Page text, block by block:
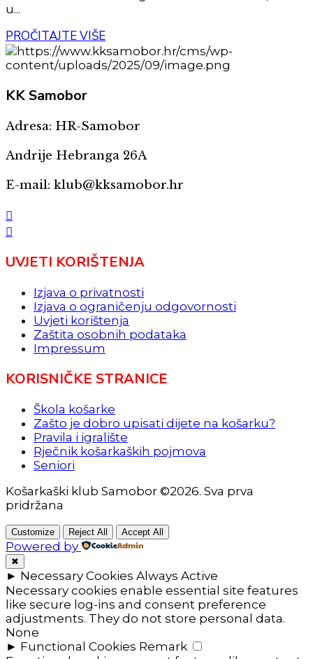
u...
PROČITAJTE VIŠE
KKSamobor
Adresa: HR-Samobor
Andrije Hebranga 26A
E-mail: klub@kksamobor.hr
UVJETI KORIŠTENJA
Izjava o privatnosti
Izjava o ograničenju odgovornosti
Uvjeti korištenja
Zaštita osobnih podataka
Impressum
KORISNIČKE STRANICE
Škola košarke
Zašto je dobro upisati dijete na košarku?
Pravila i igralište
Rječnik košarkaških pojmova
Seniori
Košarkaški klub Samobor ©2026. Sva prva
pridržana
Customize Reject All Accept All
Powered by
✖
► Necessary Cookies Always Active
Necessary cookies enable essential site features
like secure log-ins and consent preference
adjustments. They do not store personal data.
None
► Functional Cookies Remark